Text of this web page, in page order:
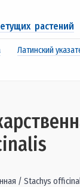
растений
Латинский
/ Stachys